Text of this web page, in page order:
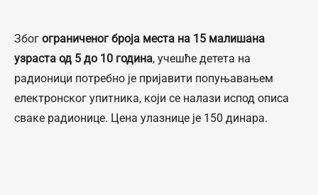
Због ограниченог броја места на 15 малишана
узраста од 5 до 10 година, учешће детета на
радионици потребно је пријавити попуњавањем
електронског упитника, који се налази испод описа
сваке радионице. Цена улазнице је 150 динара.